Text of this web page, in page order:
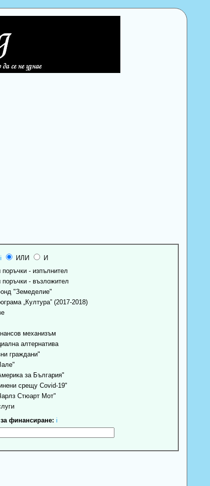
ℹ ИЛИ
И
- изпълнител
- възложител
"Земеделие"
„Култура” (2017-2018)
механизъм
алтернатива
граждани"
за България"
срещу Covid-19"
Стюарт Мот"
финансиране: ℹ